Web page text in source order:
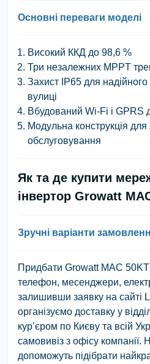
Основні переваги моделі
Високий ККД до 98,6 %
Три незалежних MPPT
Захист IP65 для
вулиці
Вбудований Wi-Fi і GPRS
Модульна конструкція для
обслуговування
Як та де купити
інвертор Growatt
Зручні варіанти
Придбати Growatt MAC
телефон, месенджери,
залишивши заявку на сайті
організуємо доставку у
кур’єром по Києву та всій
самовивіз з офісу
допоможуть підібрати